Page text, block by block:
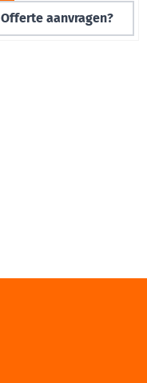
Offerte aanvragen?